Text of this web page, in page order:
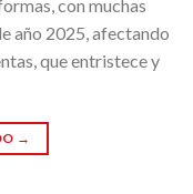
con muchas
año 2025, afectando
que entristece y
→